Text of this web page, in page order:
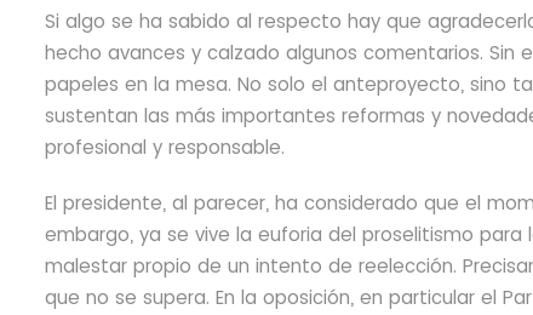
Si algo se ha sabido al respecto hay que
hecho avances y calzado algunos comentarios. Sin
papeles en la mesa. No solo el anteproyecto, sino
sustentan las más importantes reformas y
profesional y responsable.
El presidente, al parecer, ha considerado que el
embargo, ya se vive la euforia del proselitismo
malestar propio de un intento de reelección.
que no se supera. En la oposición, en particular el